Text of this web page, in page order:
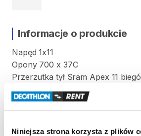
Niniejsza strona korzysta z plików
Informacje o produkcie
Napęd 1x11
Opony 700 x 37C
Przerzutka tył Sram Apex 11
Kaseta Sram CS PG1130
Hamulce hydrauliczne
Rama aluminiowa